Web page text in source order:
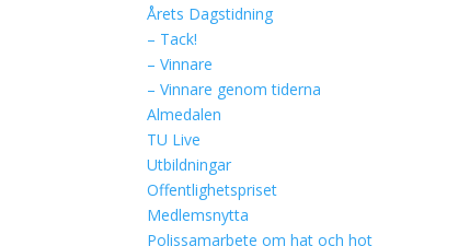
Årets Dagstidning
– Tack!
– Vinnare
– Vinnare genom tiderna
Almedalen
TU Live
Utbildningar
Offentlighetspriset
Medlemsnytta
Polissamarbete om hat och hot